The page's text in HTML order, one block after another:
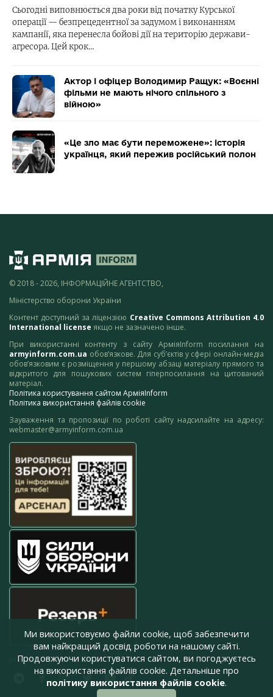
Сьогодні виповнюється два роки від початку Курської
операції — безпрецедентної за задумом і виконанням
кампанії, яка перенесла бойові дії на територію держави-
агресора. Цей крок…
Актор і офіцер Володимир Ращук: «Воєнні
фільми не мають нічого спільного з
війною»
«Це зло має бути переможене»: історія
українця, який пережив російський полон
© 2018 - 2026, ІНФОРМАЦІЙНЕ АГЕНТСТВО,
Міністерство оборони України
Контент доступний за ліцензією Creative Commons Attribution 4.0
International license якщо не зазначено інше.
При використанні контенту з сайту АрміяInform посилання на
armyinform.com.ua обов’язкове. Для суб’єктів у сфері онлайн-медіа
обов’язковим є розміщення у першому абзаці матеріалу прямого та
відкритого для пошукових систем гіперпосилання на цитований
матеріал.
Політика користування сайтом АрміяInform
Політика використання файлів cookie
Зауваження та пропозиції по роботі сайту надсилайте на адресу:
webmaster@armyinform.com.ua
press@armyinform.com.ua
Ми використовуємо файли cookie, щоб забезпечити
вам найкращий досвід роботи на нашому сайті.
Продовжуючи користуватися сайтом, ви погоджуєтесь
на використання файлів cookie. Детальніше про
політику використання файлів cookie.